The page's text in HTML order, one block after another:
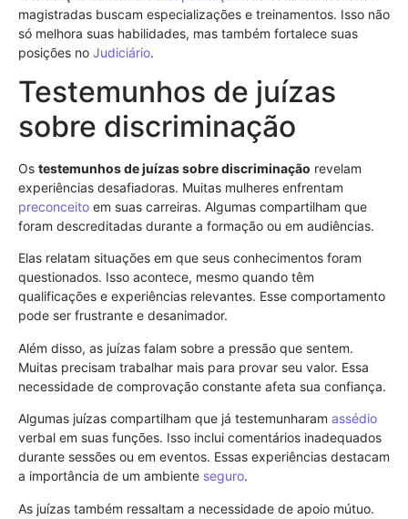
magistradas buscam especializações e treinamentos. Isso não
só melhora suas habilidades, mas também fortalece suas
posições no Judiciário.
Testemunhos de juízas
sobre discriminação
Os testemunhos de juízas sobre discriminação revelam
experiências desafiadoras. Muitas mulheres enfrentam
preconceito em suas carreiras. Algumas compartilham que
foram descreditadas durante a formação ou em audiências.
Elas relatam situações em que seus conhecimentos foram
questionados. Isso acontece, mesmo quando têm
qualificações e experiências relevantes. Esse comportamento
pode ser frustrante e desanimador.
Além disso, as juízas falam sobre a pressão que sentem.
Muitas precisam trabalhar mais para provar seu valor. Essa
necessidade de comprovação constante afeta sua confiança.
Algumas juízas compartilham que já testemunharam assédio
verbal em suas funções. Isso inclui comentários inadequados
durante sessões ou em eventos. Essas experiências destacam
a importância de um ambiente seguro.
As juízas também ressaltam a necessidade de apoio mútuo.